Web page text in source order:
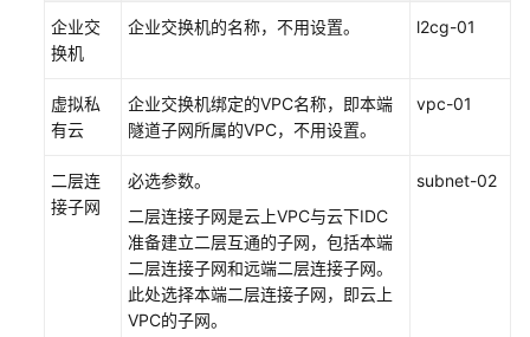
通
三
网
络
步
骤
企业交
换机
企业交换机的名称，不用设置。 l2cg-01
虚拟私
有云
企业交换机绑定的VPC名称，即本端
隧道子网所属的VPC，不用设置。
vpc-01
二层连
接子网
必选参数。
二层连接子网是云上VPC与云下IDC
准备建立二层互通的子网，包括本端
二层连接子网和远端二层连接子网。
此处选择本端二层连接子网，即云上
VPC的子网。
subnet-02